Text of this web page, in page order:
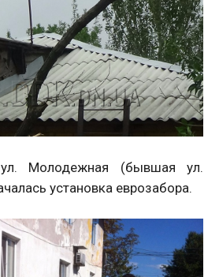
Молодежная (бывшая ул.
установка еврозабора.